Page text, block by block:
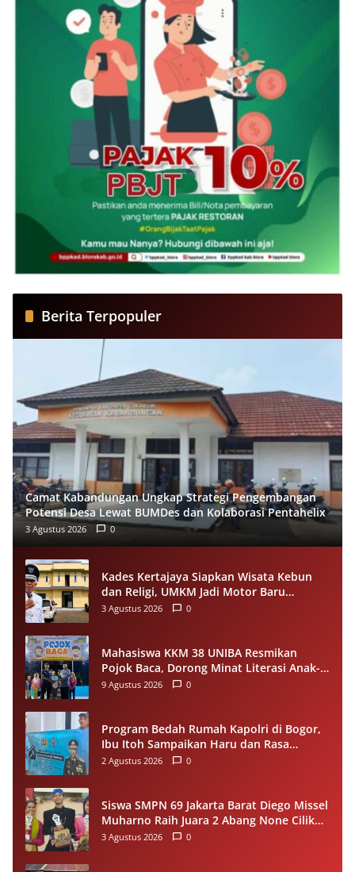
Berita Terpopuler
Camat Kabandungan Ungkap Strategi Pengembangan
Potensi Desa Lewat BUMDes dan Kolaborasi Pentahelix
3 Agustus 2026 0
Kades Kertajaya Siapkan Wisata Kebun
dan Religi, UMKM Jadi Motor Baru
Ekonomi Desa
3 Agustus 2026 0
Mahasiswa KKM 38 UNIBA Resmikan
Pojok Baca, Dorong Minat Literasi Anak-
anak Warga Desa Mekarbaru
9 Agustus 2026 0
Program Bedah Rumah Kapolri di Bogor,
Ibu Itoh Sampaikan Haru dan Rasa
Syukur
2 Agustus 2026 0
Siswa SMPN 69 Jakarta Barat Diego Missel
Muharno Raih Juara 2 Abang None Cilik
dan Remaja Kencur 2026
3 Agustus 2026 0